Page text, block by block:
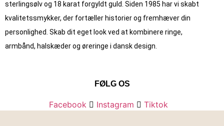
sterlingsølv og 18 karat forgyldt guld. Siden 1985 har vi skabt
kvalitets­smykker, der fortæller historier og fremhæver din
personlighed. Skab dit eget look ved at kombinere ringe,
armbånd, halskæder og øreringe i dansk design.
FØLG OS
Facebook Instagram Tiktok